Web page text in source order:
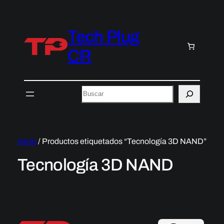
Tech Plug
CR
Buscar
Inicio/ Productos etiquetados “Tecnología 3D NAND”
Tecnología 3D NAND